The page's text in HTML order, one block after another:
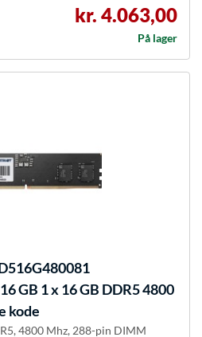
kr. 4.063,00
På lager
GB 1 x 16 GB DDR5 4800
kode
4800 Mhz, 288-pin DIMM